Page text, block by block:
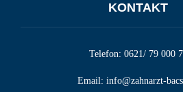
KONTAKT
Telefon: 0621/ 79 000
Email: info@zahnarzt-